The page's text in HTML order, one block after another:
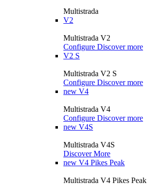
Multistrada
V2
Multistrada V2
Configure Discover more
V2 S
Multistrada V2 S
Configure Discover more
new V4
Multistrada V4
Configure Discover more
new V4S
Multistrada V4S
Discover More
new V4 Pikes Peak
Multistrada V4 Pikes Peak